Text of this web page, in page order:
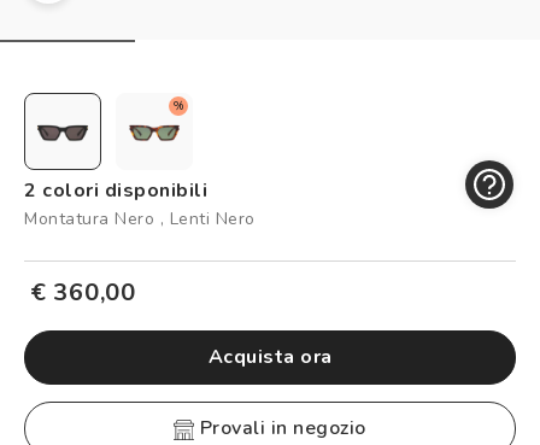
Controllo visivo
Logout
%
2 colori disponibili
Montatura Nero , Lenti Nero
€ 360,00
Acquista ora
provali in negozio